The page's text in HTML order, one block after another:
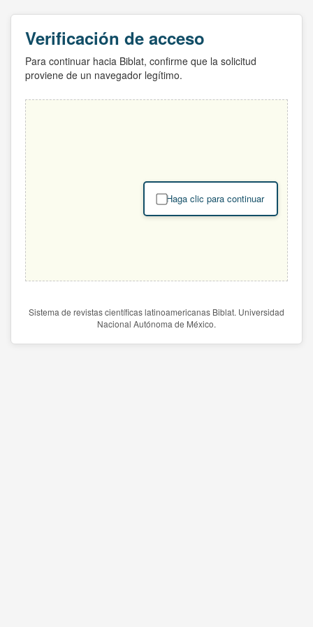
Verificación de acceso
Para continuar hacia Biblat, confirme que la solicitud
proviene de un navegador legítimo.
Haga clic para continuar
Sistema de revistas científicas latinoamericanas Biblat. Universidad
Nacional Autónoma de México.